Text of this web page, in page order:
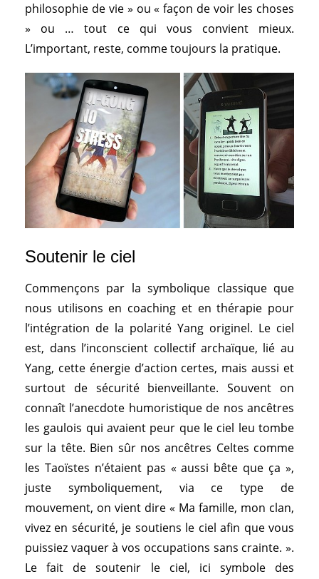
philosophie de vie » ou « façon de voir les choses
» ou … tout ce qui vous convient mieux.
L’important, reste, comme toujours la pratique.
Soutenir le ciel
Commençons par la symbolique classique que
nous utilisons en coaching et en thérapie pour
l’intégration de la polarité Yang originel. Le ciel
est, dans l’inconscient collectif archaïque, lié au
Yang, cette énergie d’action certes, mais aussi et
surtout de sécurité bienveillante. Souvent on
connaît l’anecdote humoristique de nos ancêtres
les gaulois qui avaient peur que le ciel leu tombe
sur la tête. Bien sûr nos ancêtres Celtes comme
les Taoïstes n’étaient pas « aussi bête que ça »,
juste symboliquement, via ce type de
mouvement, on vient dire « Ma famille, mon clan,
vivez en sécurité, je soutiens le ciel afin que vous
puissiez vaquer à vos occupations sans crainte. ».
Le fait de soutenir le ciel, ici symbole des